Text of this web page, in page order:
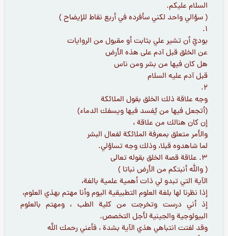
السلام عليكم.
( سؤالي واحد لكني سأفرده في أربع نقاط للإيضاح )
١.
بوديّ أن تشير علي بثابت أو مقبول من الروايات
عن الخلق قبل آدم على هذه الأرض
هل كان فيها من بشر ومن ناس
قبل آدم عليه السلام
٢.
وجه علاقة ذلك الخلق بقول الملائكة
(أتجعل فيها من يُفسد فيها ويسفك الدماء)
إن كان هنالك من علاقة ،
والأمر متعلق بمعرفة الملائكة لفعال البشر
لما شاهدوه قبلا، وذلك وجه تساؤلي.
٣. علاقة قصة الخلق بقوله تعالى
( والله أنبتكم من الأرض نباتا )
الآية التي تبدو لي ذات أهمية علمية بالغة،
إذا نظرنا لها بلغة العلوم التطبيقية اليوم وأنا مهتم بهذي العلوم،
إذ أني درست وتخرجت من كلية الطب ، ومهتم بالعلوم
البيولوجية والجينية لأجل التخصص.
وقد لفتت انتباهي هذي الآية بشدة ، فأعني رحمك الله